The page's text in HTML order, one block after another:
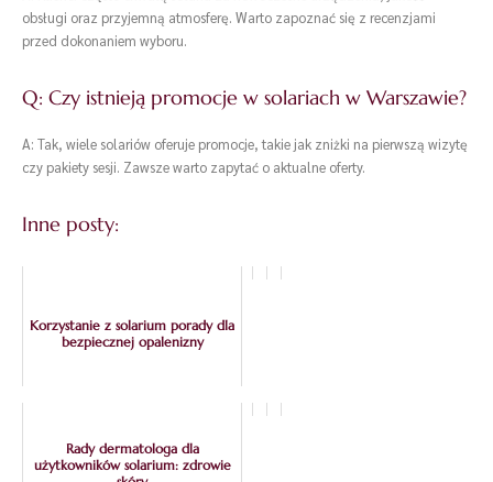
obsługi oraz przyjemną atmosferę. Warto zapoznać się z recenzjami
przed dokonaniem wyboru.
Q: Czy istnieją promocje w solariach w Warszawie?
A: Tak, wiele solariów oferuje promocje, takie jak zniżki na pierwszą wizytę
czy pakiety sesji. Zawsze warto zapytać o aktualne oferty.
Inne posty:
Korzystanie z solarium porady dla
bezpiecznej opalenizny
Rady dermatologa dla
użytkowników solarium: zdrowie